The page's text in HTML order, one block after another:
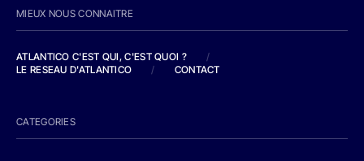
MIEUX NOUS CONNAITRE
ATLANTICO C'EST QUI, C'EST QUOI ?
/
LE RESEAU D'ATLANTICO
/ CONTACT
CATEGORIES